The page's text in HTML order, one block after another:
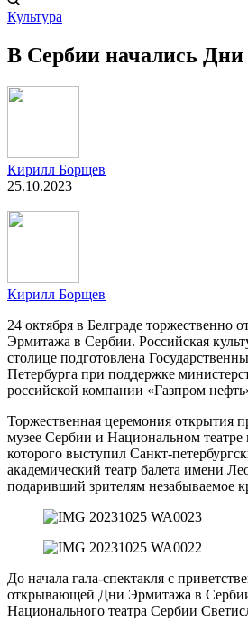
Культура
В Сербии начались
Кирилл Борщев
25.10.2023
Кирилл Борщев
24 октября в Белграде торжественно
Эрмитажа в Сербии. Российская
столице подготовлена
Петербурга при поддержке
российской компании «Газпром
Торжественная церемония открытия
музее Сербии и Национальном театре
которого выступил Санкт-
академический театр балета имени
подаривший зрителям незабываемое
До начала гала-спектакля с
открывающей Дни Эрмитажа в
Национального театра Сербии